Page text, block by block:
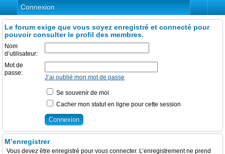
Connexion
Le forum exige que vous soyez enregistré et connecté pour
pouvoir consulter le profil des membres.
Nom
d’utilisateur:
Mot de
passe:
J’ai oublié mon mot de passe
Se souvenir de moi
Cacher mon statut en ligne pour cette session
M’enregistrer
Vous devez être enregistré pour vous connecter. L’enregistrement ne prend